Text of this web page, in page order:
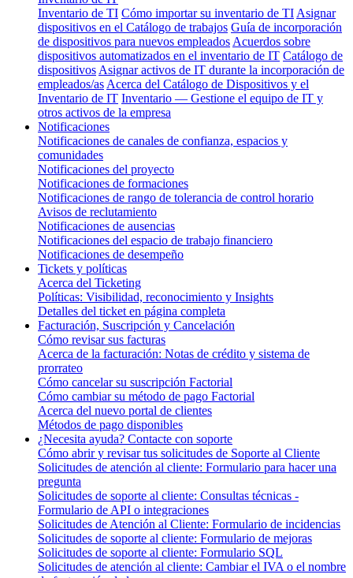
Inventario de TI Cómo importar su inventario de TI Asignar
dispositivos en el Catálogo de trabajos Guía de incorporación
de dispositivos para nuevos empleados Acuerdos sobre
dispositivos automatizados en el inventario de IT Catálogo de
dispositivos Asignar activos de IT durante la incorporación de
empleados/as Acerca del Catálogo de Dispositivos y el
Inventario de IT Inventario — Gestione el equipo de IT y
otros activos de la empresa
Notificaciones
Notificaciones de canales de confianza, espacios y
comunidades
Notificaciones del proyecto
Notificaciones de formaciones
Notificaciones de rango de tolerancia de control horario
Avisos de reclutamiento
Notificaciones de ausencias
Notificaciones del espacio de trabajo financiero
Notificaciones de desempeño
Tickets y políticas
Acerca del Ticketing
Políticas: Visibilidad, reconocimiento y Insights
Detalles del ticket en página completa
Facturación, Suscripción y Cancelación
Cómo revisar sus facturas
Acerca de la facturación: Notas de crédito y sistema de
prorrateo
Cómo cancelar su suscripción Factorial
Cómo cambiar su método de pago Factorial
Acerca del nuevo portal de clientes
Métodos de pago disponibles
¿Necesita ayuda? Contacte con soporte
Cómo abrir y revisar tus solicitudes de Soporte al Cliente
Solicitudes de atención al cliente: Formulario para hacer una
pregunta
Solicitudes de soporte al cliente: Consultas técnicas -
Formulario de API o integraciones
Solicitudes de Atención al Cliente: Formulario de incidencias
Solicitudes de soporte al cliente: Formulario de mejoras
Solicitudes de soporte al cliente: Formulario SQL
Solicitudes de atención al cliente: Cambiar el IVA o el nombre